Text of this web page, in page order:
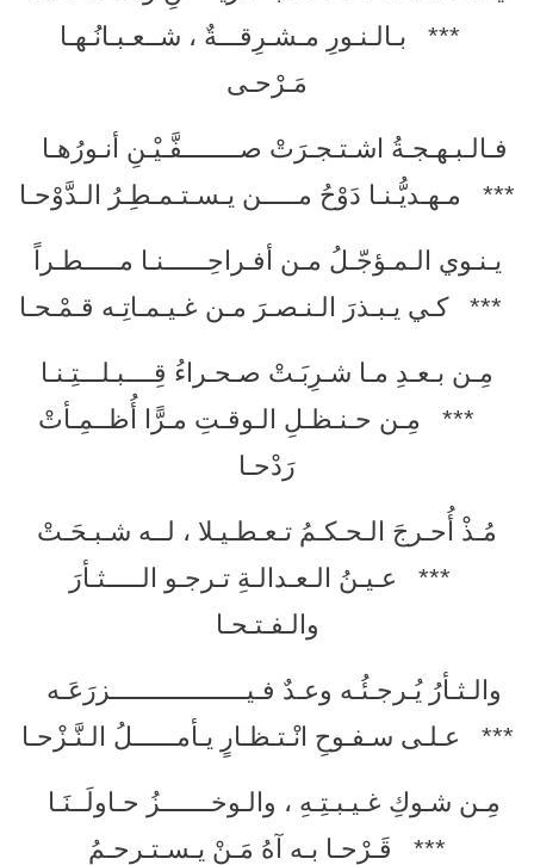
*** بـالـنـورِ مـشـرِقـــةٌ ، شــعـبـانُـهـا
مَـرْحـى
فـالـبـهـجـةُ اشـتـجـرَتْ صــــــــفَّـيْـنِ أنـورُهـا
*** مـهـديُّـنـا دَوْحُ مـــــن يـسـتـمـطِـرُ الـدَّوْحـا
يـنـوي الـمـؤجّـلُ مـن أفـراحِــــــنـا مـــــطـراً
*** كـي يـبـذرَ الـنـصـرَ مـن غـيـمـاتِـه قـمْـحـا
مِـن بـعـدِ مـا شـرِبَـتْ صـحـراءُ قِــــبـلـــتِـنـا
*** مِـن حـنـظـلِ الـوقـتِ مـرًّا أُظــمِـأتْ
رَدْحـا
مُـذْ أُحـرجَ الـحـكـمُ تـعـطـيـلا ، لــه شـبـحَـتْ
*** عـيـنُ الـعـدالـةِ تـرجـو الـــــثـأرَ
والـفـتـحـا
والـثـأرُ يُـرجـئُـه وعـدٌ فـيـــــــــــــــــــزرَعَـه
*** عـلـى سـفـوحِ انْـتـظـارٍ يـأمــــــلُ الـنَّـزْحـا
مِـن شـوكِ غـيـبـتِـهِ ، والـوخـــــــزُ حـاولَــنَـا
*** قَـرْحـا بـه آهُ مَـنْ يـسـتـرحـمُ